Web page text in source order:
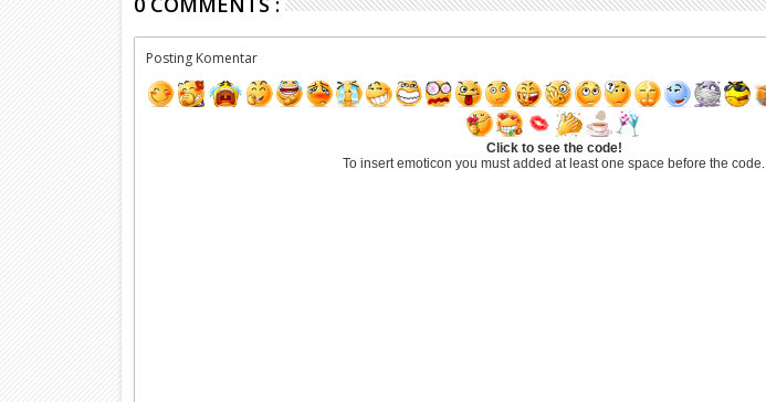
Posting Komentar
Click to see the code!
To insert emoticon you must added at least one space before the code.